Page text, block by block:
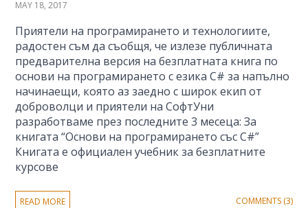
MAY 18, 2017
Приятели на програмирането и технологиите,
радостен съм да съобщя, че излезе публичната
предварителна версия на безплатната книга по
основи на програмирането с езика C# за напълно
начинаещи, която аз заедно с широк екип от
доброволци и приятели на СофтУни
разработваме през последните 3 месеца: За
книгата “Основи на програмирането със C#”
Книгата е официален учебник за безплатните
курсове
READ MORE COMMENTS (3)